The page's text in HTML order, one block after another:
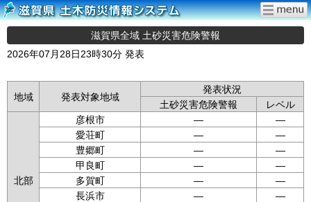
滋賀県全域 土砂災害危険警報
2026年07月28日23時30分 発表
地域 発表対象地域
発表状況
土砂災害危険警報
レベル
北部
彦根市 —
—
愛荘町
—
—
豊郷町
—
—
甲良町
—
—
多賀町
—
—
長浜市
—
—